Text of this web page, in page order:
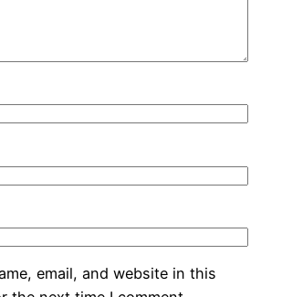
email, and website in this